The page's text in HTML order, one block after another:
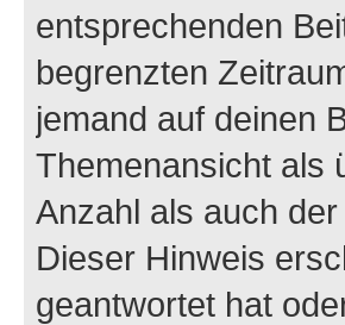
entsprechenden
begrenzten
jemand auf deinen
Themenansicht als
Anzahl als auch
Dieser Hinweis
geantwortet hat